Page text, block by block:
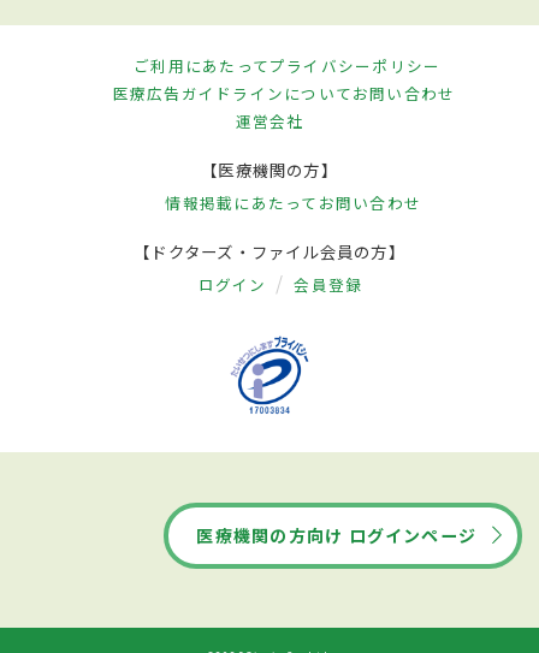
ご利用にあたってプライバシーポリシー
医療広告ガイドラインについてお問い合わせ
運営会社
【医療機関の方】
情報掲載にあたって お問い合わせ
【ドクターズ・ファイル会員の方】
ログイン 会員登録
医療機関の方向け ログインページ